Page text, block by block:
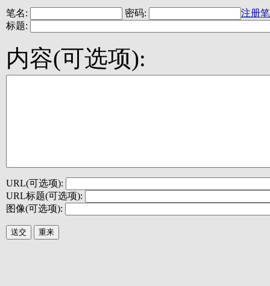
笔名: 密码:
注册
标题:
内容(可选项):
URL(可选项):
URL标题(可选项):
图像(可选项):